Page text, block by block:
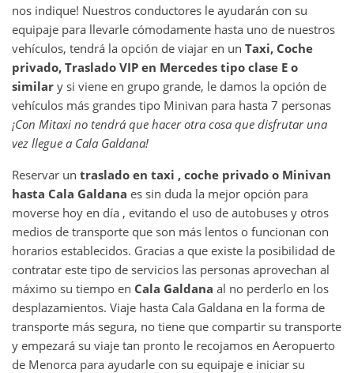
nos indique! Nuestros conductores le ayudarán con su
equipaje para llevarle cómodamente hasta uno de nuestros
vehículos, tendrá la opción de viajar en un Taxi, Coche
privado, Traslado VIP en Mercedes tipo clase E o
similar y si viene en grupo grande, le damos la opción de
vehículos más grandes tipo Minivan para hasta 7 personas
¡Con Mitaxi no tendrá que hacer otra cosa que disfrutar una
vez llegue a Cala Galdana!
Reservar un traslado en taxi , coche privado o Minivan
hasta Cala Galdana es sin duda la mejor opción para
moverse hoy en día , evitando el uso de autobuses y otros
medios de transporte que son más lentos o funcionan con
horarios establecidos. Gracias a que existe la posibilidad de
contratar este tipo de servicios las personas aprovechan al
máximo su tiempo en Cala Galdana al no perderlo en los
desplazamientos. Viaje hasta Cala Galdana en la forma de
transporte más segura, no tiene que compartir su transporte
y empezará su viaje tan pronto le recojamos en Aeropuerto
de Menorca para ayudarle con su equipaje e iniciar su